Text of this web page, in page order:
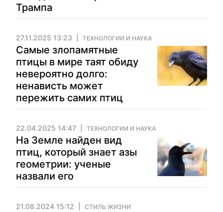
Трампа
27.11.2025 13:23 ТЕХНОЛОГИИ И НАУКА
Самые злопамятные
птицы в мире таят обиду
невероятно долго:
ненависть может
пережить самих птиц
22.04.2025 14:47 ТЕХНОЛОГИИ И НАУКА
На Земле найден вид
птиц, который знает азы
геометрии: ученые
назвали его
21.08.2024 15:12 СТИЛЬ ЖИЗНИ